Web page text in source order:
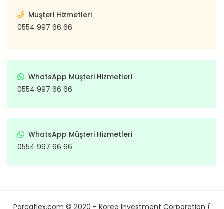
Müşteri Hizmetleri
0554 997 66 66
WhatsApp Müşteri Hizmetleri
0554 997 66 66
WhatsApp Müşteri Hizmetleri
0554 997 66 66
Parcaflex.com © 2020 - Korea Investment Corporation (